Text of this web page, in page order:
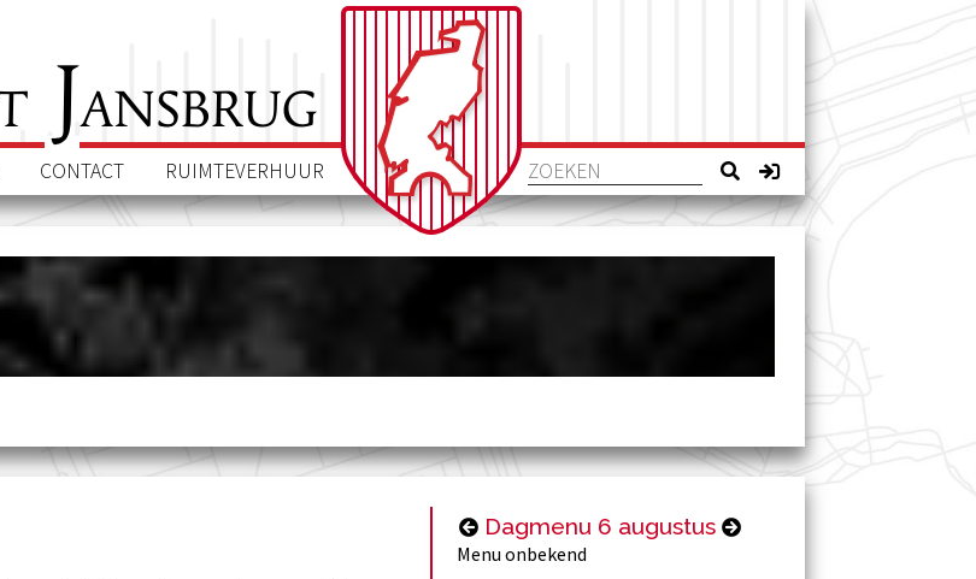
Jansbrug
CONTACT RUIMTEVERHUUR
Dagmenu 6 augustus
Menu onbekend